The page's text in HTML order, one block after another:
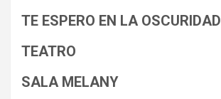
TE ESPERO EN LA OSCURIDAD
TEATRO
SALA MELANY